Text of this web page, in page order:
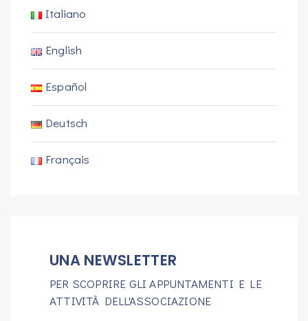
Italiano
English
Español
Deutsch
Français
UNA NEWSLETTER
PER SCOPRIRE GLI APPUNTAMENTI E LE
ATTIVITÀ DELL'ASSOCIAZIONE